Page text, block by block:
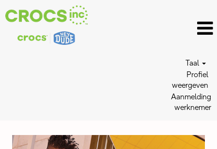
Taal
Profiel
weergeven
Aanmelding
werknemer